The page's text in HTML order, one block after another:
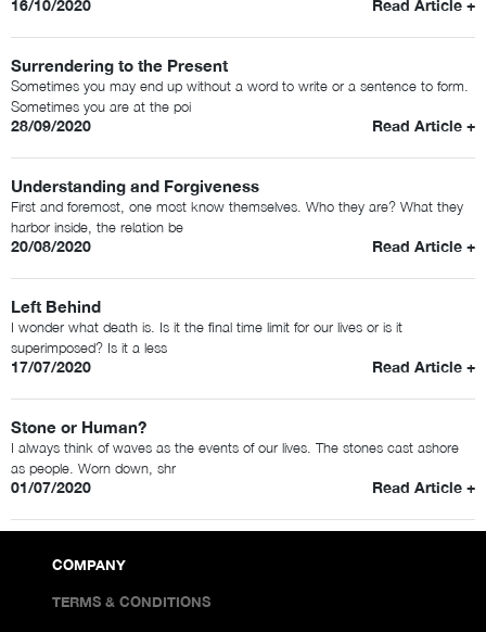
16/10/2020 Read Article +
Surrendering to the Present
Sometimes you may end up without a word to write or a sentence to form.
Sometimes you are at the poi
28/09/2020 Read Article +
Understanding and Forgiveness
First and foremost, one most know themselves. Who they are? What they
harbor inside, the relation be
20/08/2020 Read Article +
Left Behind
I wonder what death is. Is it the final time limit for our lives or is it
superimposed? Is it a less
17/07/2020 Read Article +
Stone or Human?
I always think of waves as the events of our lives. The stones cast ashore
as people. Worn down, shr
01/07/2020 Read Article +
COMPANY
TERMS & CONDITIONS